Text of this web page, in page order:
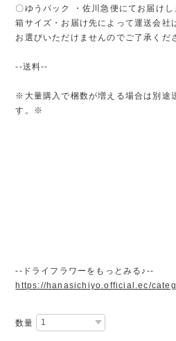
〇ゆうパック ・佐川急便にてお届け
箱サイズ・お届け先によって運送会社
お選びいただけませんのでご了承くだ
--送料--
※大量購入で梱数が増える場合は別途
す。※
--ドライフラワーをもっとみる♪--
https://hanasichiyo.official.ec/
数量